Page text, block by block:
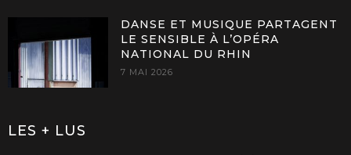
DANSE ET MUSIQUE PARTAGENT
LE SENSIBLE À L’OPÉRA
NATIONAL DU RHIN
7 MAI 2026
LES + LUS